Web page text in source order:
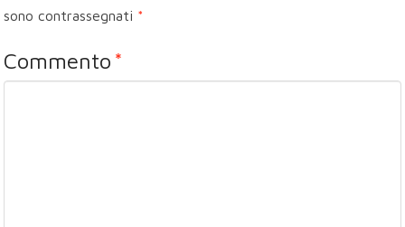
sono contrassegnati *
Commento*